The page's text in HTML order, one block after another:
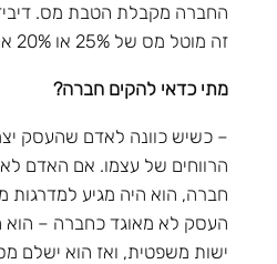
החברה מקבלת הטבת מס.
זה מוטל מס של 25% או 20% אם אתה בעל מניות קטן.
מתי כדאי להקים חברה?
– כשיש כוונה לאדם שהעסק
הרווחים של עצמו. אם האדם
חברה, הוא היה מגיע למדרגות
העסק לא מאוגד כחברה –
ישות משפטית, ואז הוא ישלם